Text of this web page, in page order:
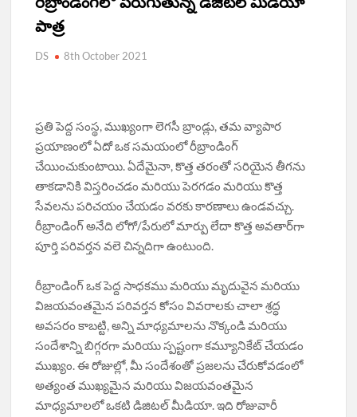
పాత్ర
DS 8th October 2021
ప్రతి పెద్ద సంస్థ, ముఖ్యంగా లెగసీ బ్రాండ్లు, తమ వ్యాపార
ప్రయాణంలో ఏదో ఒక సమయంలో రీబ్రాండింగ్
చేయించుకుంటాయి. ఏదేమైనా, కొత్త తరంతో సరియైన తీగను
తాకడానికి విస్తరించడం మరియు పెరగడం మరియు కొత్త
సేవలను పరిచయం చేయడం వరకు కారణాలు ఉండవచ్చు.
రీబ్రాండింగ్ అనేది లోగో/పేరులో మార్పు లేదా కొత్త అవతార్‌గా
పూర్తి పరివర్తన వలె చిన్నదిగా ఉంటుంది.
రీబ్రాండింగ్ ఒక పెద్ద సాధకము మరియు మృదువైన మరియు
విజయవంతమైన పరివర్తన కోసం వివరాలకు చాలా శ్రద్ధ
అవసరం కాబట్టి, అన్ని మాధ్యమాలను నొక్కండి మరియు
సందేశాన్ని బిగ్గరగా మరియు స్పష్టంగా కమ్యూనికేట్ చేయడం
ముఖ్యం. ఈ రోజుల్లో, మీ సందేశంతో ప్రజలను చేరుకోవడంలో
అత్యంత ముఖ్యమైన మరియు విజయవంతమైన
మాధ్యమాలలో ఒకటి డిజిటల్ మీడియా. ఇది రోజువారీ